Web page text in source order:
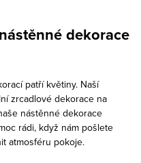
dekorace
patří květiny. Naší
zrcadlové dekorace na
nástěnné dekorace
rádi, když nám pošlete
atmosféru pokoje.